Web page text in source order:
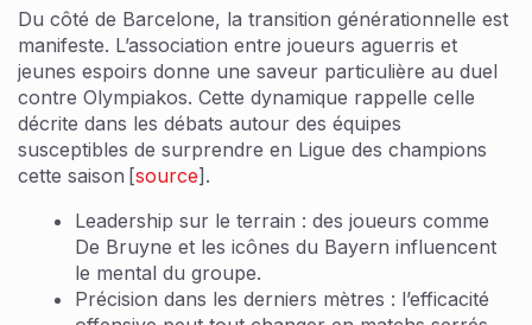
Du côté de Barcelone, la transition générationnelle est
manifeste. L’association entre joueurs aguerris et
jeunes espoirs donne une saveur particulière au duel
contre Olympiakos. Cette dynamique rappelle celle
décrite dans les débats autour des équipes
susceptibles de surprendre en Ligue des champions
cette saison [source].
Leadership sur le terrain : des joueurs comme
De Bruyne et les icônes du Bayern influencent
le mental du groupe.
Précision dans les derniers mètres : l’efficacité